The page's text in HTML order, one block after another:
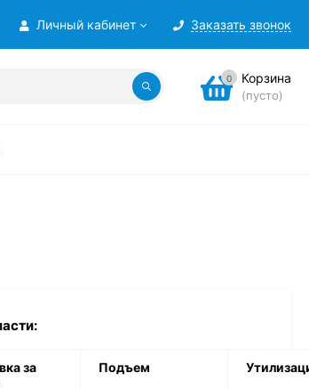
Личный кабинет Заказать звонок
0 Корзина
(пусто)
за
Подъем